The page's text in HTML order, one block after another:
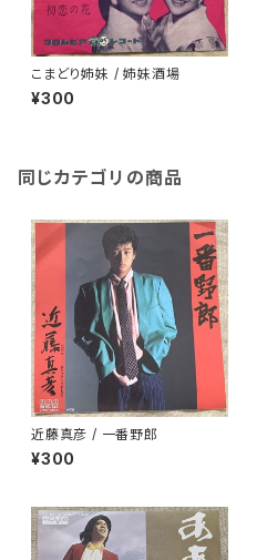
こまどり姉妹 / 姉妹酒場
¥300
同じカテゴリの商品
近藤真彦 / 一番野郎
¥300